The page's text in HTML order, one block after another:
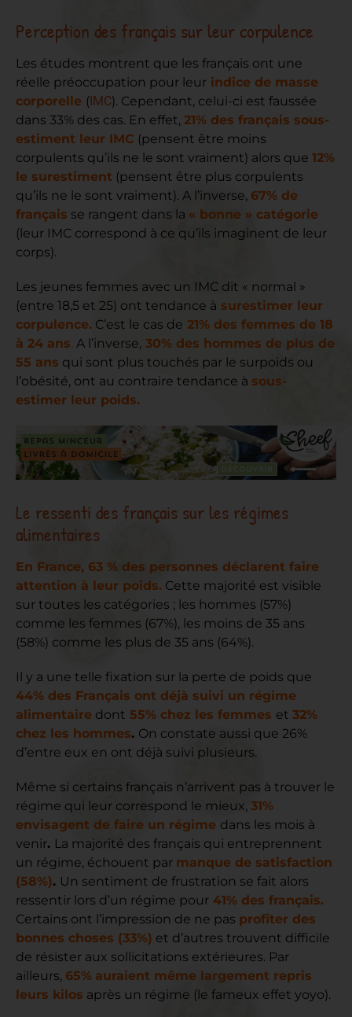
Perception des français sur leur corpulence
Les études montrent que les français ont une
réelle préoccupation pour leur indice de masse
corporelle (IMC). Cependant, celui-ci est faussée
dans 33% des cas. En effet, 21% des français sous-
estiment leur IMC (pensent être moins
corpulents qu’ils ne le sont vraiment) alors que 12%
le surestiment (pensent être plus corpulents
qu’ils ne le sont vraiment). A l’inverse, 67% de
français se rangent dans la « bonne » catégorie
(leur IMC correspond à ce qu’ils imaginent de leur
corps).
Les jeunes femmes avec un IMC dit « normal »
(entre 18,5 et 25) ont tendance à surestimer leur
corpulence. C’est le cas de 21% des femmes de 18
à 24 ans. A l’inverse, 30% des hommes de plus de
55 ans qui sont plus touchés par le surpoids ou
l’obésité, ont au contraire tendance à sous-
estimer leur poids.
Le ressenti des français sur les régimes
alimentaires
En France, 63 % des personnes déclarent faire
attention à leur poids. Cette majorité est visible
sur toutes les catégories ; les hommes (57%)
comme les femmes (67%), les moins de 35 ans
(58%) comme les plus de 35 ans (64%).
Il y a une telle fixation sur la perte de poids que
44% des Français ont déjà suivi un régime
alimentaire dont 55% chez les femmes et 32%
chez les hommes. On constate aussi que 26%
d’entre eux en ont déjà suivi plusieurs.
Même si certains français n’arrivent pas à trouver le
régime qui leur correspond le mieux, 31%
envisagent de faire un régime dans les mois à
venir. La majorité des français qui entreprennent
un régime, échouent par manque de satisfaction
(58%). Un sentiment de frustration se fait alors
ressentir lors d’un régime pour 41% des français.
Certains ont l’impression de ne pas profiter des
bonnes choses (33%) et d’autres trouvent difficile
de résister aux sollicitations extérieures. Par
ailleurs, 65% auraient même largement repris
leurs kilos après un régime (le fameux effet yoyo).